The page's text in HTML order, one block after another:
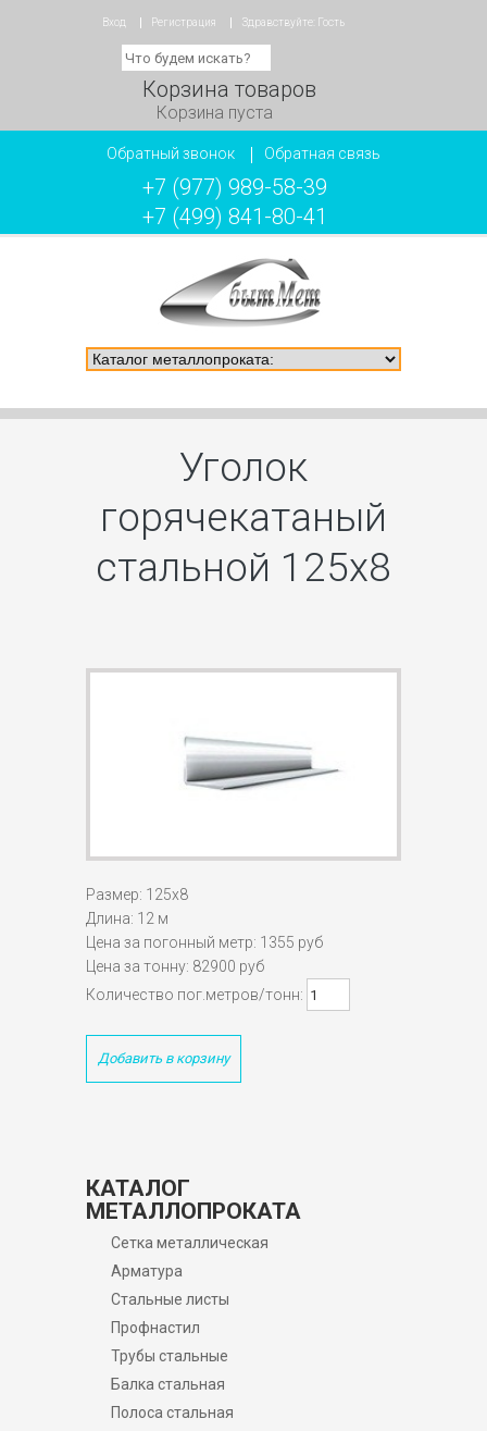
Вход Регистрация Здравствуйте: Гость
Корзина товаров
Корзина пуста
Обратный звонок Обратная связь
+7 (977) 989-58-39
+7 (499) 841-80-41
Уголок
горячекатаный
стальной 125х8
Размер: 125х8
Длина: 12 м
Цена за погонный метр: 1355 руб
Цена за тонну: 82900 руб
Количество пог.метров/тонн:
Добавить в корзину
КАТАЛОГ
МЕТАЛЛОПРОКАТА
Сетка металлическая
Арматура
Стальные листы
Профнастил
Трубы стальные
Балка стальная
Полоса стальная